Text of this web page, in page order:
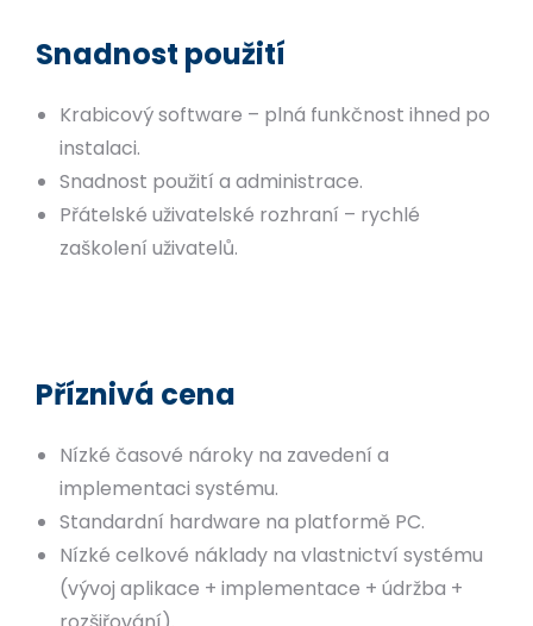
Snadnost použití
Krabicový software – plná funkčnost ihned po
instalaci.
Snadnost použití a administrace.
Přátelské uživatelské rozhraní – rychlé
zaškolení uživatelů.
Příznivá cena
Nízké časové nároky na zavedení a
implementaci systému.
Standardní hardware na platformě PC.
Nízké celkové náklady na vlastnictví systému
(vývoj aplikace + implementace + údržba +